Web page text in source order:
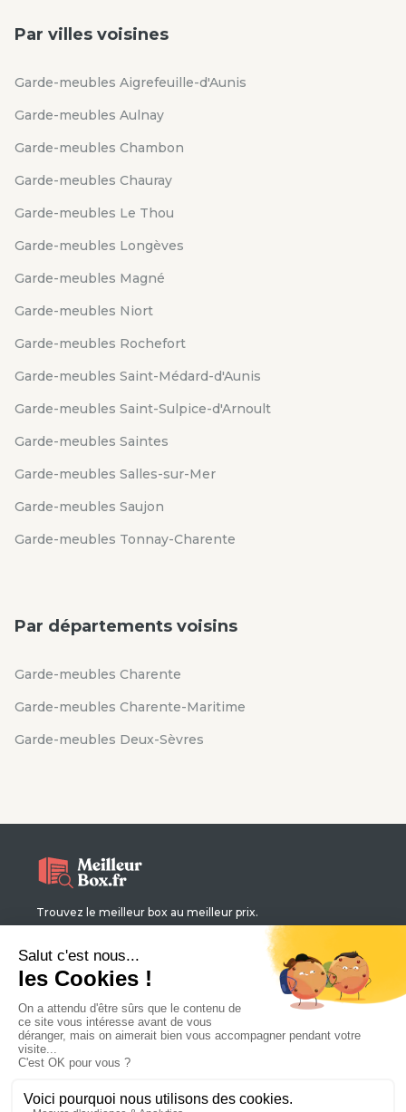
Par villes voisines
Garde-meubles Aigrefeuille-d'Aunis
Garde-meubles Aulnay
Garde-meubles Chambon
Garde-meubles Chauray
Garde-meubles Le Thou
Garde-meubles Longèves
Garde-meubles Magné
Garde-meubles Niort
Garde-meubles Rochefort
Garde-meubles Saint-Médard-d'Aunis
Garde-meubles Saint-Sulpice-d'Arnoult
Garde-meubles Saintes
Garde-meubles Salles-sur-Mer
Garde-meubles Saujon
Garde-meubles Tonnay-Charente
Par départements voisins
Garde-meubles Charente
Garde-meubles Charente-Maritime
Garde-meubles Deux-Sèvres
Trouvez le meilleur box au meilleur prix.
Qui sommes-nous ?
Contact
Mentions légales
Politique de confidentialité